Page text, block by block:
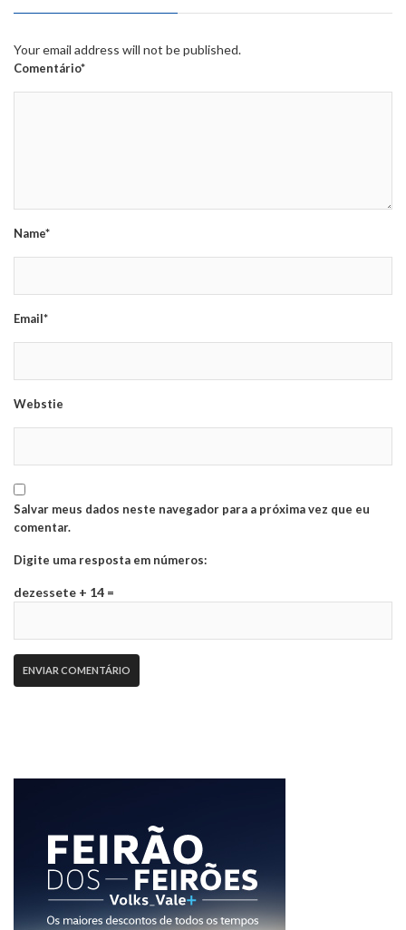
Your email address will not be published.
Comentário*
Name*
Email*
Webstie
Salvar meus dados neste navegador para a próxima vez que eu
comentar.
Digite uma resposta em números:
dezessete + 14 =